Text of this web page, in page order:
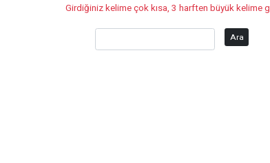
Girdiğiniz kelime çok kısa, 3 harften büyük kelime
Ara